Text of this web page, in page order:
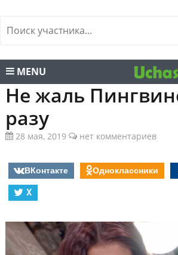
MENU
Не жаль
разу
28 мая, 2019 нет комментариев
ВКонтакте Одноклассники
X